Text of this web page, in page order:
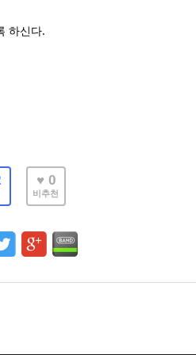
하신다.
♥ 0
비추천